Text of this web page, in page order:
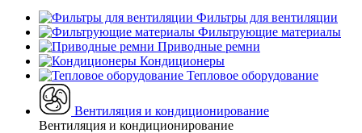
Фильтры для вентиляции
Фильтрующие материалы
Приводные ремни
Кондиционеры
Тепловое оборудование
Вентиляция и кондиционирование
Вентиляция и кондиционирование